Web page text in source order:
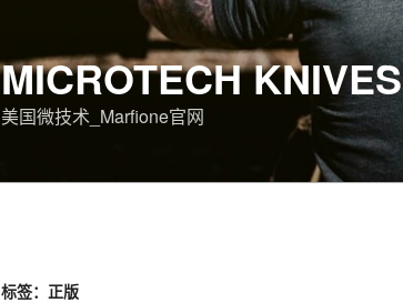
MICROTECH KNIVES
美国微技术_Marfione官网
标签：正版